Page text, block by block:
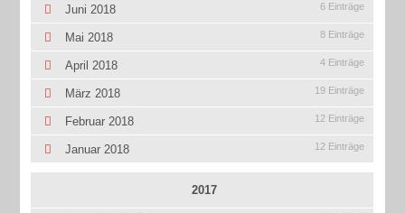
Juni 2018 6 Einträge
Mai 2018 8 Einträge
April 2018 4 Einträge
März 2018 19 Einträge
Februar 2018 12 Einträge
Januar 2018 12 Einträge
2017